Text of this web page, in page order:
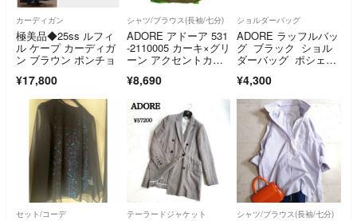
カーディガン
極美品◆25ss ルフィ
ル ケープ カーディガ
ン ブラウン ポンチョ
¥17,800
シャツ/ブラウス(長袖/七分)
ADORE アドーア 531
-2110005 カーキ×グリ
ーン アクセントカラ
ス 38
¥8,690
ショルダーバッグ
ADORE ラッフルバッ
グ ブラック ショル
ダーバッグ ポシェッ
¥4,300
セット/コーデ テーラードジャケット シャツ/ブラウス(長袖/七分)